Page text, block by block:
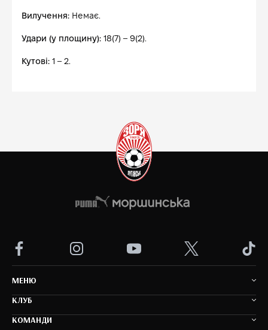
Вилучення: Немає.
Удари (у площину): 18(7) – 9(2).
Кутові: 1 – 2.
MEНЮ
КЛУБ
КОМАНДИ